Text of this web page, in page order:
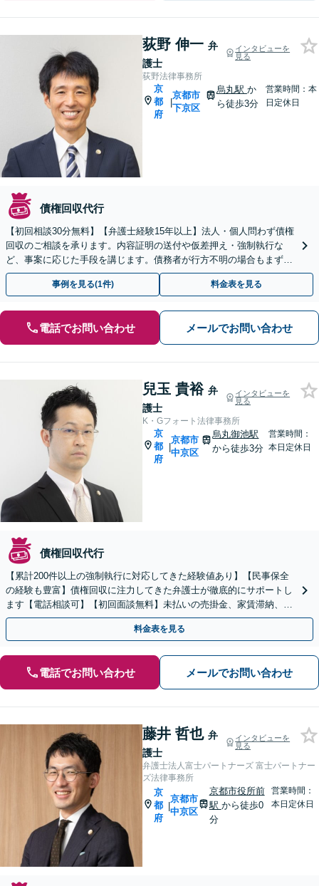
荻野 伸一 弁
護士
インタビューを
見る
荻野法律事務所
京
都
府
|
京都市
下京区
烏丸駅 か
ら徒歩3分
営業時間：本
日定休日
債権回収代行
【初回相談30分無料】【弁護士経験15年以上】法人・個人問わず債権
回収のご相談を承ります。内容証明の送付や仮差押え・強制執行な
ど、事案に応じた手段を講じます。債務者が行方不明の場合もまずは
ご相談ください【烏丸駅3分】【Web面談可】
事例を見る(1件) 料金表を見る
電話でお問い合わせ メールでお問い合わせ
兒玉 貴裕 弁
護士
インタビューを
見る
K・Gフォート法律事務所
京
都
府
|
京都市
中京区
烏丸御池駅
から徒歩3分
営業時間：
本日定休日
債権回収代行
【累計200件以上の強制執行に対応してきた経験値あり】【民事保全
の経験も豊富】債権回収に注力してきた弁護士が徹底的にサポートし
ます【電話相談可】【初回面談無料】未払いの売掛金、家賃滞納、個
人間のお金の貸し借りなど
料金表を見る
電話でお問い合わせ メールでお問い合わせ
藤井 哲也 弁
護士
インタビューを
見る
弁護士法人富士パートナーズ 富士パートナー
ズ法律事務所
京
都
府
|
京都市
中京区
京都市役所前
駅 から徒歩0
分
営業時間：
本日定休日